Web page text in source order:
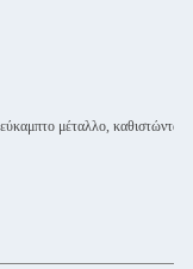
εύκαμπτο μέταλλο,